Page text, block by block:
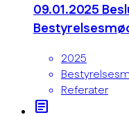
09.01.2025
2025
Referater
article